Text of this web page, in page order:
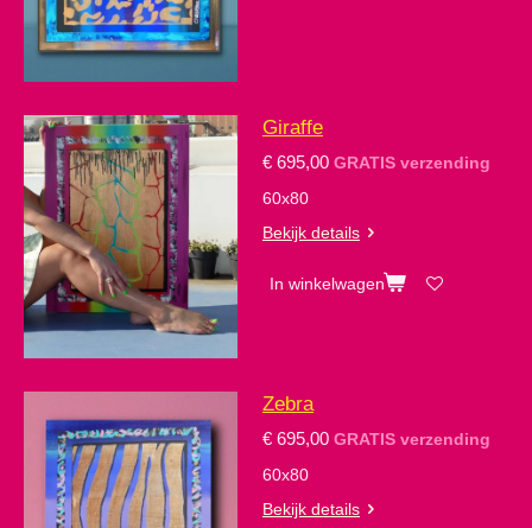
Giraffe
€ 695,00 GRATIS verzending
60x80
Bekijk details
In winkelwagen
Zebra
€ 695,00 GRATIS verzending
60x80
Bekijk details